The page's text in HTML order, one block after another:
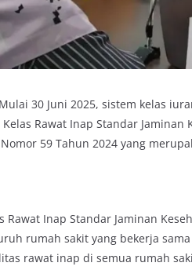
30 Juni 2025, sistem kelas
Rawat Inap Standar Jaminan
59 Tahun 2024 yang
Rawat Inap Standar Jaminan
rumah sakit yang bekerja
rawat inap di semua rumah